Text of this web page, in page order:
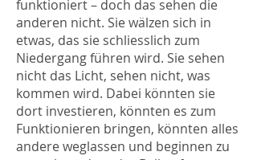
funktioniert – doch das sehen die
anderen nicht. Sie wälzen sich in
etwas, das sie schliesslich zum
Niedergang führen wird. Sie sehen
nicht das Licht, sehen nicht, was
kommen wird. Dabei könnten sie
dort investieren, könnten es zum
Funktionieren bringen, könnten alles
andere weglassen und beginnen zu